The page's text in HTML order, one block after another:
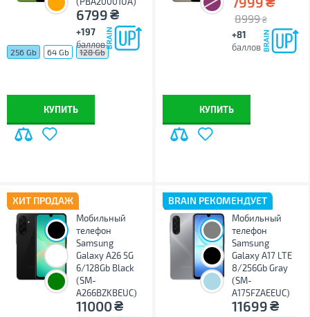
6799₴
+197
баллов
256 Gb 64 Gb 128 Gb
КУПИТЬ
8999 ₴
+81
баллов
КУПИТЬ
ХИТ ПРОДАЖ
Мобильный
телефон
Samsung
Galaxy A26 5G
6/128Gb Black
(SM-
A266BZKBEUC)
11000₴
BRAIN РЕКОМЕНДУЕТ
Мобильный
телефон
Samsung
Galaxy A17 LTE
8/256Gb Gray
(SM-
A175FZAEEUC)
11699₴